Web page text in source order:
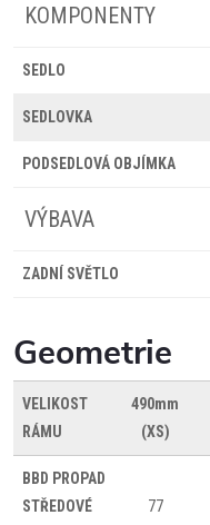
KOMPONENTY
SEDLO
SEDLOVKA
PODSEDLOVÁ OBJÍMKA
VÝBAVA
ZADNÍ SVĚTLO
Geometrie
VELIKOST
RÁMU
490mm
(XS)
BBD PROPAD
STŘEDOVÉ
77